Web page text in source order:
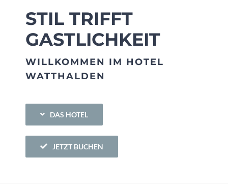
jetzt buchen
Kontakt
STIL TRIFFT
GASTLICHKEIT
WILLKOMMEN IM HOTEL
WATTHALDEN
DAS HOTEL
JETZT BUCHEN